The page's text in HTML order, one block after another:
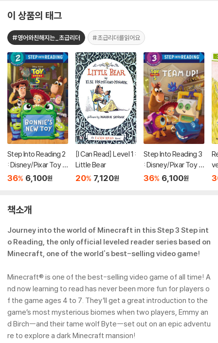
이 상품의 태그
#영어와친해지는_초급리더 #초급리더를읽어요
Step Into Reading 2
: Disney/Pixar Toy S
tory 5 : Bonnie's Ne
36% 6,100원
[I Can Read] Level 1 :
Little Bear
20% 7,120원
Step Into Reading 3
: Disney/Pixar Toy S
tory 5 : Team Up!
36% 6,100원
책소개
Journey into the world of Minecraft in this Step 3 Step int
o Reading, the only official leveled reader series based on
Minecraft, one of the world's best-selling video game!
Minecraft® is one of the best-selling video game of all time! A
nd now learning to read has never been more fun for players o
f the game ages 4 to 7. They’ll get a great introduction to the
game’s most mysterious biomes when two players, Emmy an
d Birch--and their tame wolf Byte--set out on an epic adventu
re to explore a dark Minecraft mansion!